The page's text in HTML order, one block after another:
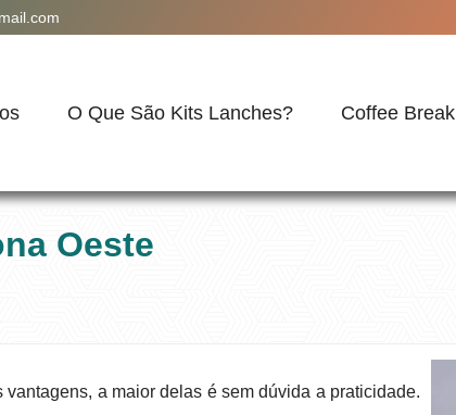
O Que São Kits Lanches? Coffee Break
Oeste
a maior delas é sem dúvida a praticidade.